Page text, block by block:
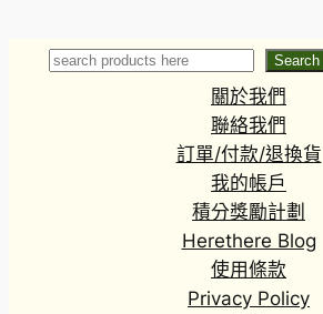
Search Search
關於我們
聯絡我們
訂單/付款/退換貨
我的帳戶
積分獎勵計劃
Herethere Blog
使用條款
Privacy Policy